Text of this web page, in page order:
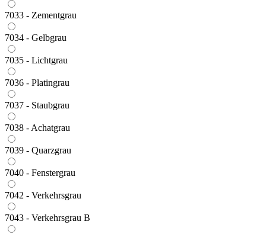
7033 - Zementgrau
7034 - Gelbgrau
7035 - Lichtgrau
7036 - Platingrau
7037 - Staubgrau
7038 - Achatgrau
7039 - Quarzgrau
7040 - Fenstergrau
7042 - Verkehrsgrau
7043 - Verkehrsgrau B